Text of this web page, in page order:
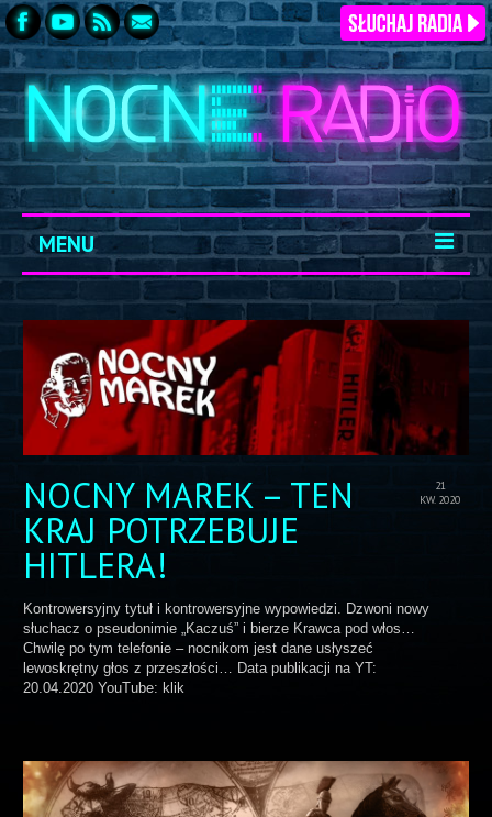
MENU
START
ARCHIWUM
KONTAKT
LOGOWANIE
21
KW. 2020
NOCNY MAREK – TEN
KRAJ POTRZEBUJE
HITLERA!
Kontrowersyjny tytuł i kontrowersyjne wypowiedzi. Dzwoni nowy
słuchacz o pseudonimie „Kaczuś” i bierze Krawca pod włos…
Chwilę po tym telefonie – nocnikom jest dane usłyszeć
lewoskrętny głos z przeszłości… Data publikacji na YT:
20.04.2020 YouTube: klik